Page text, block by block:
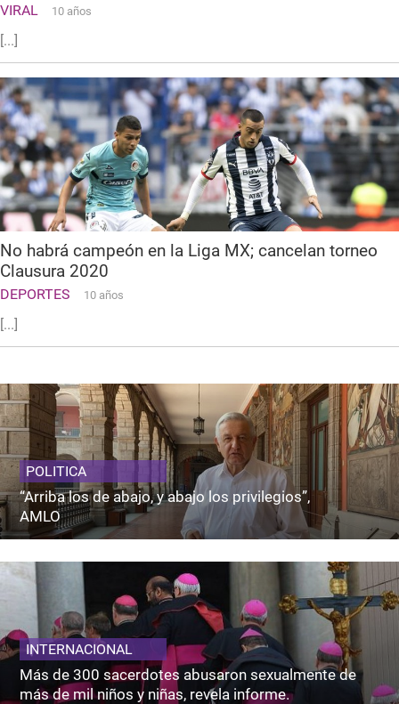
VIRAL 10 años
[...]
No habrá campeón en la Liga MX; cancelan torneo
Clausura 2020
DEPORTES 10 años
[...]
POLITICA
“Arriba los de abajo, y abajo los privilegios”,
AMLO
INTERNACIONAL
Más de 300 sacerdotes abusaron sexualmente de
más de mil niños y niñas, revela informe.